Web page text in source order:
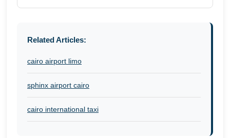
Related Articles:
cairo airport limo
sphinx airport cairo
cairo international taxi